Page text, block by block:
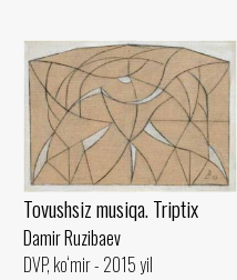
Tovushsiz musiqa. Triptix
Damir Ruzibaev
DVP, ko‘mir - 2015 yil